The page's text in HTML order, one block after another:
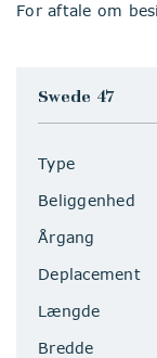
For aftale om
Swede 47
Type
Beliggenhed
Årgang
Deplacement
Længde
Bredde